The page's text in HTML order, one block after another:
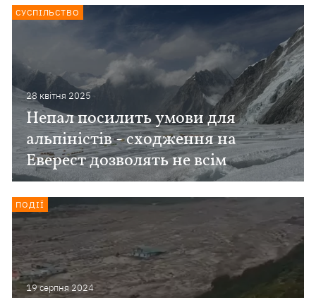
28 квiтня 2025
Непал посилить умови для
альпіністів - сходження на
Еверест дозволять не всім
СУСПІЛЬСТВО
19 серпня 2024
ПОДІЇ